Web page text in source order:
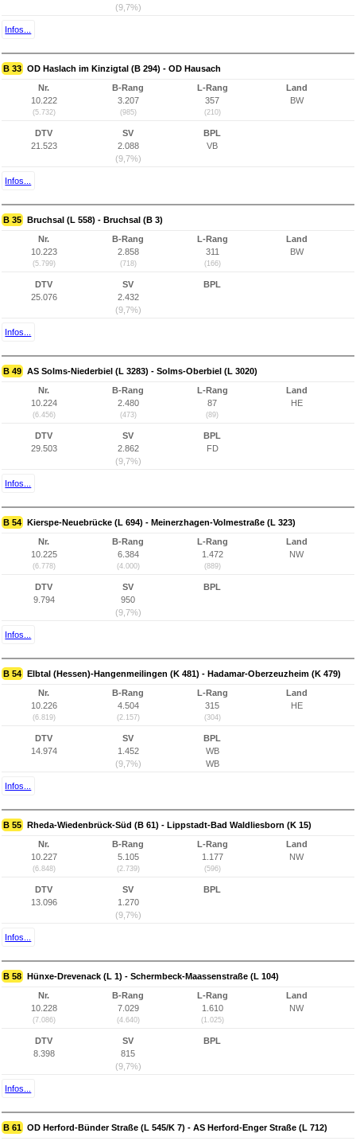
(9,7%)
Infos...
B 33 OD Haslach im Kinzigtal (B 294) - OD Hausach
Nr.
10.222
(5.732)
B-Rang
3.207
(985)
L-Rang
357
(210)
Land
BW
DTV
21.523
SV
2.088
(9,7%)
BPL
VB
Infos...
B 35 Bruchsal (L 558) - Bruchsal (B 3)
Nr.
10.223
(5.799)
B-Rang
2.858
(718)
L-Rang
311
(166)
Land
BW
DTV
25.076
SV
2.432
(9,7%)
BPL
Infos...
B 49 AS Solms-Niederbiel (L 3283) - Solms-Oberbiel (L 3020)
Nr.
10.224
(6.456)
B-Rang
2.480
(473)
L-Rang
87
(89)
Land
HE
DTV
29.503
SV
2.862
(9,7%)
BPL
FD
Infos...
B 54 Kierspe-Neuebrücke (L 694) - Meinerzhagen-Volmestraße (L 323)
Nr.
10.225
(6.778)
B-Rang
6.384
(4.000)
L-Rang
1.472
(889)
Land
NW
DTV
9.794
SV
950
(9,7%)
BPL
Infos...
B 54 Elbtal (Hessen)-Hangenmeilingen (K 481) - Hadamar-Oberzeuzheim (K 479)
Nr.
10.226
(6.819)
B-Rang
4.504
(2.157)
L-Rang
315
(304)
Land
HE
DTV
14.974
SV
1.452
(9,7%)
BPL
WB
WB
Infos...
B 55 Rheda-Wiedenbrück-Süd (B 61) - Lippstadt-Bad Waldliesborn (K 15)
Nr.
10.227
(6.848)
B-Rang
5.105
(2.739)
L-Rang
1.177
(596)
Land
NW
DTV
13.096
SV
1.270
(9,7%)
BPL
Infos...
B 58 Hünxe-Drevenack (L 1) - Schermbeck-Maassenstraße (L 104)
Nr.
10.228
(7.086)
B-Rang
7.029
(4.640)
L-Rang
1.610
(1.025)
Land
NW
DTV
8.398
SV
815
(9,7%)
BPL
Infos...
B 61 OD Herford-Bünder Straße (L 545/K 7) - AS Herford-Enger Straße (L 712)